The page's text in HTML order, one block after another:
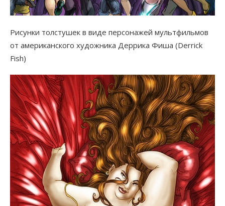
Рисунки толстушек в виде персонажей мультфильмов
от американского художника Деррика Фиша (Derrick
Fish)